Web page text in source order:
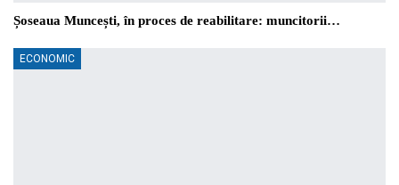
Șoseaua Muncești, în proces de reabilitare: muncitorii…
ECONOMIC